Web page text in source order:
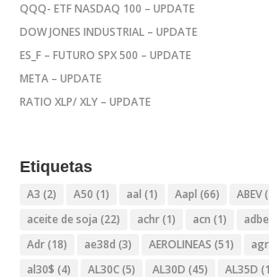
QQQ- ETF NASDAQ 100 – UPDATE
DOW JONES INDUSTRIAL – UPDATE
ES_F – FUTURO SPX 500 – UPDATE
META – UPDATE
RATIO XLP/ XLY – UPDATE
Etiquetas
A3 (2) A50 (1) aal (1) Aapl (66) ABEV
aceite de soja (22) achr(1) acn (1) adbe
Adr(18) ae38d (3) AEROLINEAS (51)
al30$ (4) AL30C(5) AL30D (45) AL35D